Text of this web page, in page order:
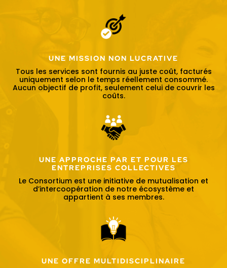
UNE MISSION NON LUCRATIVE
Tous les services sont fournis au juste coût, facturés
uniquement selon le temps réellement consommé.
Aucun objectif de profit, seulement celui de couvrir les
coûts.
UNE APPROCHE PAR ET POUR LES
ENTREPRISES COLLECTIVES
Le Consortium est une initiative de mutualisation et
d’intercoopération de notre écosystème et
appartient à ses membres.
UNE OFFRE MULTIDISCIPLINAIRE